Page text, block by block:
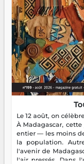
Le 12 août, on
À Madagascar,
entier — les moins
la population.
l'avenir de
l'air pressés. Dans